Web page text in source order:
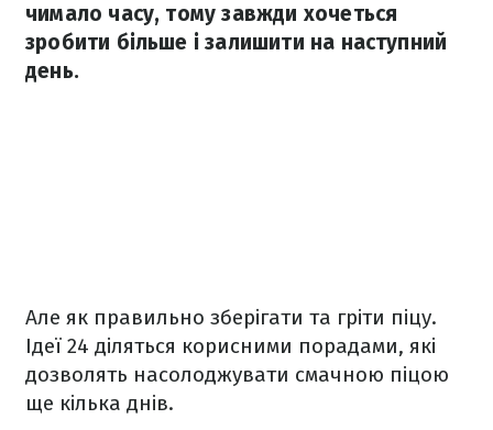
чимало часу, тому завжди хочеться
зробити більше і залишити на наступний
день.
Але як правильно зберігати та гріти піцу.
Ідеї 24 діляться корисними порадами, які
дозволять насолоджувати смачною піцою
ще кілька днів.